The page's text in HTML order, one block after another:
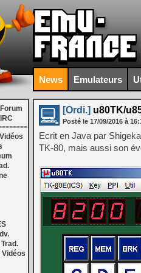
News Emulateurs
Vidéos
[Ordi.] u80TK/
Posté le 17/09/2016 à
Ecrit en Java par
TK-80, mais aussi son